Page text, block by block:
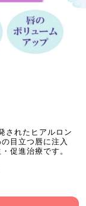
されたヒアルロン
目立つ唇に注入
促進治療です。